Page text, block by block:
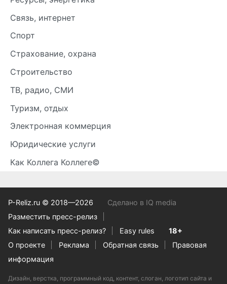
Связь, интернет
Спорт
Страхование, охрана
Строительство
ТВ, радио, СМИ
Туризм, отдых
Электронная коммерция
Юридические услуги
Как Коллега Коллеге©
P-Reliz.ru © 2018—2026
Сделано в IQ media
Разместить пресс-релиз
Как написать пресс-релиз?
Easy rules
18+
О проекте
Реклама Обратная связь
Правовая
информация
Дизайн, верстка, программный код, контент, слоган, логотип сайта и